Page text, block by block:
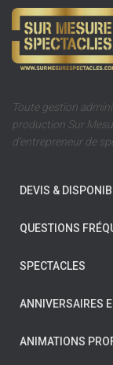
Toute gestion
production Sur
d’entrepreneur de
DEVIS &
QUESTIONS
SPECTACLES
ANNIVERSAIRES
ANIMATIONS